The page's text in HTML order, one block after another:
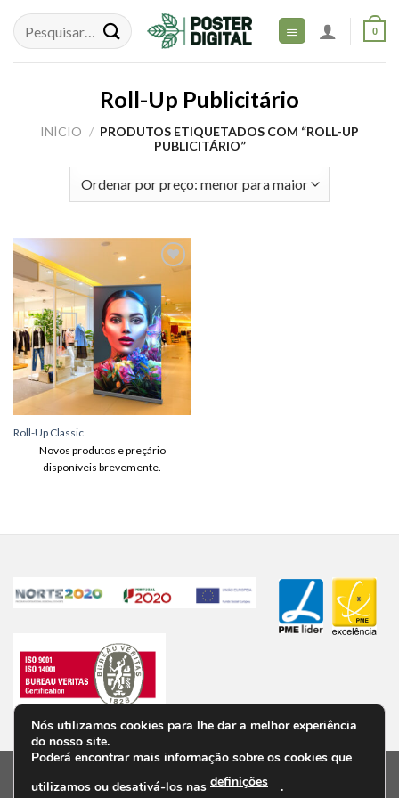
content
0
Roll-Up Publicitário
INÍCIO / PRODUTOS ETIQUETADOS COM “ROLL-UP
PUBLICITÁRIO”
Adicionar
aos meus
desejos
Roll-Up Classic
Novos produtos e preçário
disponíveis brevemente.
Nós utilizamos cookies para lhe dar a melhor experiência
do nosso site.
Poderá encontrar mais informação sobre os cookies que
utilizamos ou desativá-los nas definições .